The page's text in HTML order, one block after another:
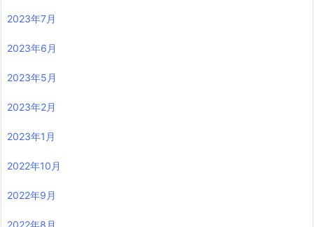
2023年7月
2023年6月
2023年5月
2023年2月
2023年1月
2022年10月
2022年9月
2022年8月